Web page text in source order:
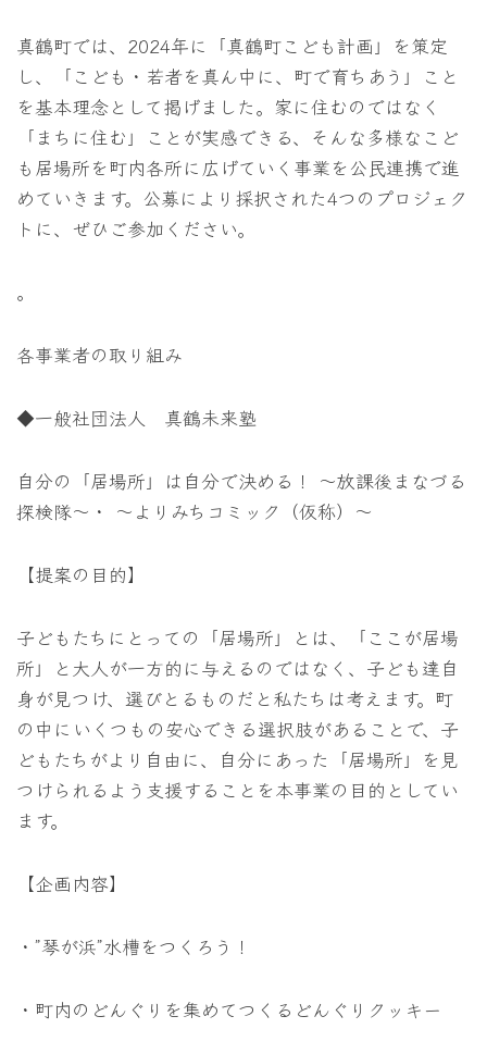
真鶴町では、2024年に「真鶴町こども計画」を策定
し、「こども・若者を真ん中に、町で育ちあう」こと
を基本理念として掲げました。家に住むのではなく
「まちに住む」ことが実感できる、そんな多様なこど
も居場所を町内各所に広げていく事業を公民連携で進
めていきます。公募により採択された4つのプロジェク
トに、ぜひご参加ください。
。
各事業者の取り組み
◆一般社団法人 真鶴未来塾
自分の「居場所」は自分で決める！ ～放課後まなづる
探検隊～・ ～よりみちコミック（仮称）～
【提案の目的】
子どもたちにとっての「居場所」とは、「ここが居場
所」と大人が一方的に与えるのではなく、子ども達自
身が見つけ、選びとるものだと私たちは考えます。町
の中にいくつもの安心できる選択肢があることで、子
どもたちがより自由に、自分にあった「居場所」を見
つけられるよう支援することを本事業の目的としてい
ます。
【企画内容】
・”琴が浜”水槽をつくろう！
・町内のどんぐりを集めてつくるどんぐりクッキー